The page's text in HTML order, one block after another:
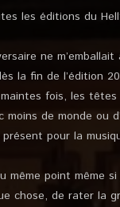
les éditions du
ne
la fin de l’édition
fois, les
de monde ou
pour la
même point même
chose, de rater la